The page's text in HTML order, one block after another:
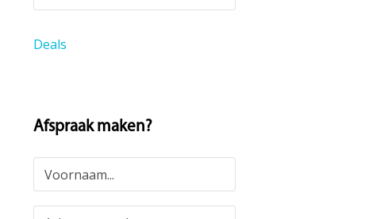
Deals
Afspraak maken?